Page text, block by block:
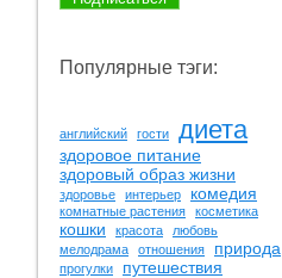
Популярные тэги:
английский гости диета
здоровое питание
здоровый образ жизни
здоровье интерьер комедия
комнатные растения косметика
кошки красота
любовь
мелодрама
отношения природа
прогулки
путешествия